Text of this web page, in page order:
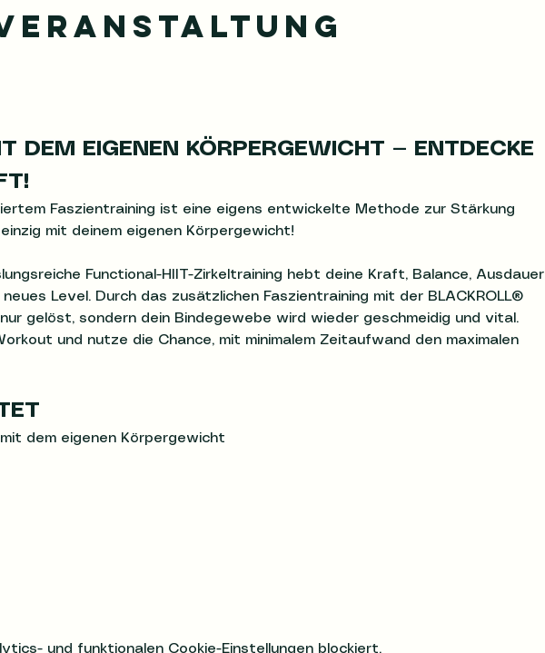
DEM EIGENEN KÖRPERGEWICHT — ENTDECKE
Faszientraining ist eine eigens entwickelte Methode zur Stärkung
mit deinem eigenen Körpergewicht!
Functional-HIIT-Zirkeltraining hebt deine Kraft, Balance, Ausdauer
Level. Durch das zusätzlichen Faszientraining mit der BLACKROLL®
gelöst, sondern dein Bindegewebe wird wieder geschmeidig und vital.
und nutze die Chance, mit minimalem Zeitaufwand den maximalen
dem eigenen Körpergewicht
und funktionalen Cookie-Einstellungen blockiert.